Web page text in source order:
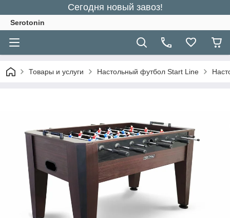
Сегодня новый завоз!
Serotonin
Товары и услуги Настольный футбол Start Line